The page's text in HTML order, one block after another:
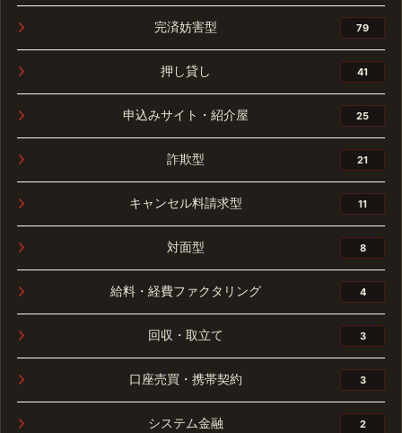
完済妨害型 79
押し貸し 41
申込みサイト・紹介屋 25
詐欺型 21
キャンセル料請求型 11
対面型 8
給料・経費ファクタリング 4
回収・取立て 3
口座売買・携帯契約 3
システム金融 2